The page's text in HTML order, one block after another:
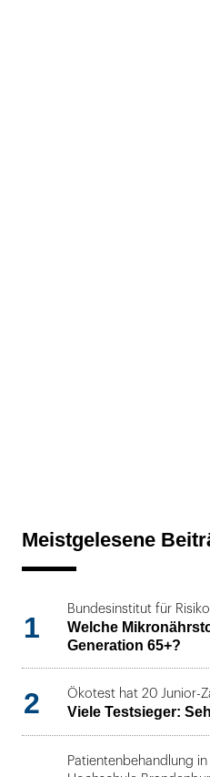
Meistgelesene
1
Bundesinstitut für
Welche
Generation 65+?
2 Ökotest hat 20 Junior-
Viele Testsieger:
Patientenbehandlung